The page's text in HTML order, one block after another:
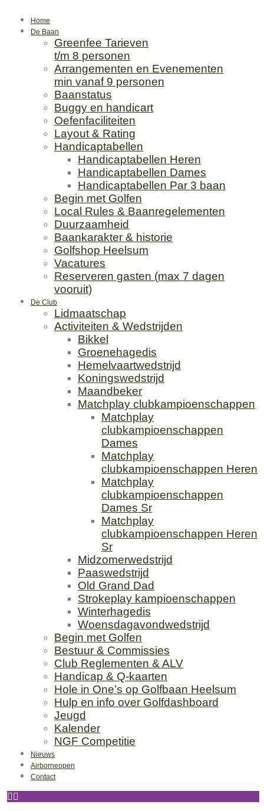
naar
Home
De Baan
Greenfee Tarieven
t/m 8 personen
Arrangementen en Evenementen
min vanaf 9 personen
Baanstatus
Buggy en handicart
Oefenfaciliteiten
Layout & Rating
Handicaptabellen
Handicaptabellen Heren
Handicaptabellen Dames
Handicaptabellen Par 3 baan
Begin met Golfen
Local Rules & Baanregelementen
Duurzaamheid
Baankarakter & historie
Golfshop Heelsum
Vacatures
Reserveren gasten (max 7 dagen
vooruit)
De Club
Lidmaatschap
Activiteiten & Wedstrijden
Bikkel
Groenehagedis
Hemelvaartwedstrijd
Koningswedstrijd
Maandbeker
Matchplay clubkampioenschappen
Matchplay
clubkampioenschappen
Dames
Matchplay
clubkampioenschappen Heren
Matchplay
clubkampioenschappen
Dames Sr
Matchplay
clubkampioenschappen Heren
Sr
Midzomerwedstrijd
Paaswedstrijd
Old Grand Dad
Strokeplay kampioenschappen
Winterhagedis
Woensdagavondwedstrijd
Begin met Golfen
Bestuur & Commissies
Club Reglementen & ALV
Handicap & Q-kaarten
Hole in One’s op Golfbaan Heelsum
Hulp en info over Golfdashboard
Jeugd
Kalender
NGF Competitie
Nieuws
Airborneopen
Contact